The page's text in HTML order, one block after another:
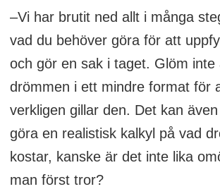
–Vi har brutit ned allt i många
vad du behöver göra för att
och gör en sak i taget. Glöm inte
drömmen i ett mindre format för
verkligen gillar den. Det kan
göra en realistisk kalkyl på vad
kostar, kanske är det inte lika
man först tror?